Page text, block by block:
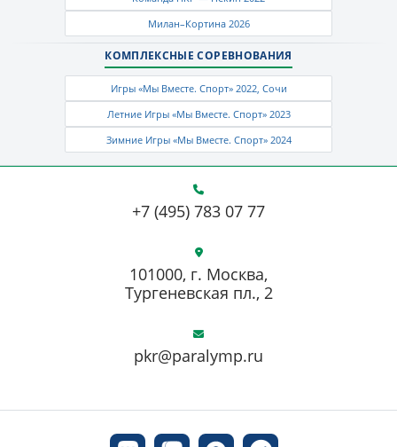
Милан–Кортина 2026
КОМПЛЕКСНЫЕ СОРЕВНОВАНИЯ
Игры «Мы Вместе. Спорт» 2022, Сочи
Летние Игры «Мы Вместе. Спорт» 2023
Зимние Игры «Мы Вместе. Спорт» 2024
+7 (495) 783 07 77
pkr@paralymp.ru
101000, г. Москва,
Тургеневская пл., 2